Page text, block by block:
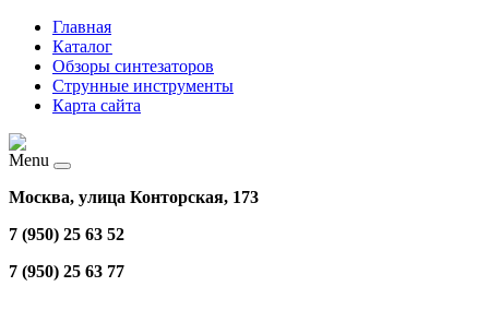
Главная
Каталог
Обзоры синтезаторов
Струнные инструменты
Карта сайта
Menu
Москва, улица Конторская, 173
7 (950) 25 63 52
7 (950) 25 63 77